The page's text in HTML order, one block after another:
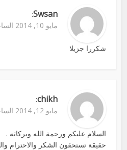
Swsan
:
مايو 10, 2014 الساعة 7:46 ص
شكررا جزيلا
chikh
:
مايو 12, 2014 الساعة 9:57 م
السلام عليكم ورحمة الله وبركاته .
حقيقة تستحقون الشكر والاحترام